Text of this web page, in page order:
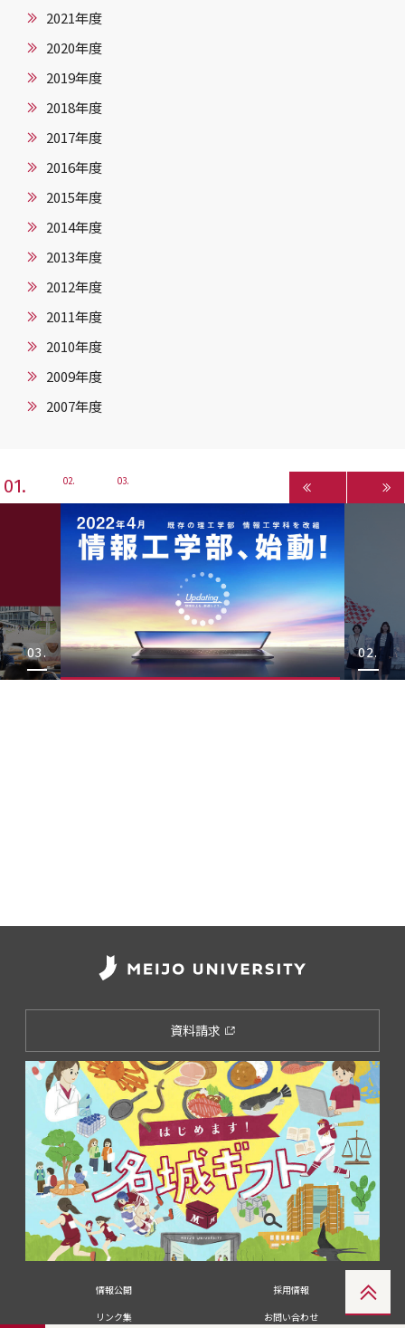
2021年度
2020年度
2019年度
2018年度
2017年度
2016年度
2015年度
2014年度
2013年度
2012年度
2011年度
2010年度
2009年度
2007年度
1 2 3
資料請求
情報公開
採用情報
リンク集
お問い合わせ